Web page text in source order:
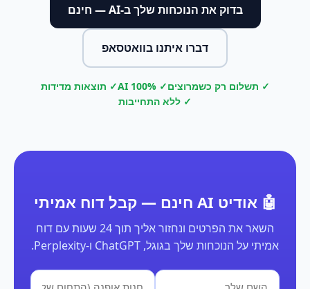
בדוק את הנוכחות שלך ב-AI — חינם
דברו איתנו בוואטסאפ
✓ תשלום רק כשמרוצים✓ 100% AI
✓ תוצאות מדידות
✓ ללא התחייבות
🤖 אודיט AI חינם — קבל דוח אמיתי
השאר את הפרטים ונחזור אליך תוך 24 שעות עם דוח
אמיתי על הנוכחות שלך בגוגל, ChatGPT ו-Perplexity.